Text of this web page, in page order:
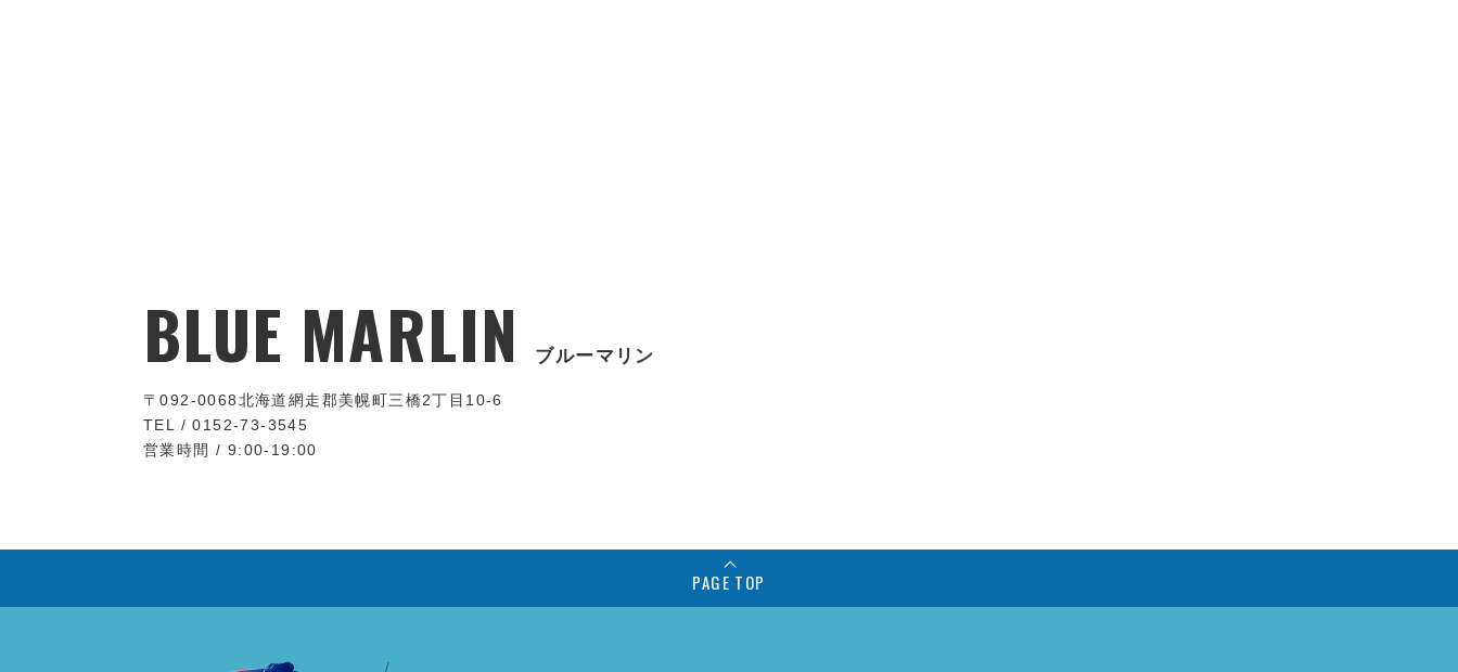
BLUE MARLIN ブルーマリン
〒092-0068北海道網走郡美幌町三橋2丁目10-6
TEL / 0152-73-3545
営業時間 / 9:00-19:00
PAGE TOP